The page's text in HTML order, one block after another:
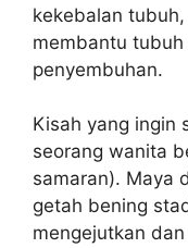
kekebalan
membantu
penyembuhan.
Kisah yang ingin
seorang wanita
samaran). Maya
getah bening
mengejutkan